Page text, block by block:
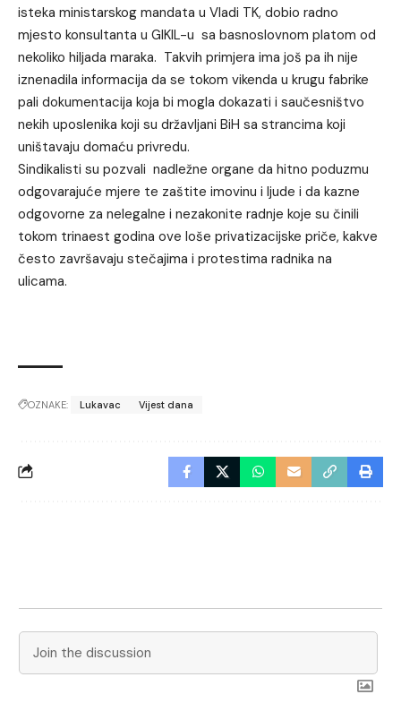
isteka ministarskog mandata u Vladi TK, dobio radno
mjesto konsultanta u GIKIL-u sa basnoslovnom platom od
nekoliko hiljada maraka. Takvih primjera ima još pa ih nije
iznenadila informacija da se tokom vikenda u krugu fabrike
pali dokumentacija koja bi mogla dokazati i saučesništvo
nekih uposlenika koji su državljani BiH sa strancima koji
uništavaju domaću privredu.
Sindikalisti su pozvali nadležne organe da hitno poduzmu
odgovarajuće mjere te zaštite imovinu i ljude i da kazne
odgovorne za nelegalne i nezakonite radnje koje su činili
tokom trinaest godina ove loše privatizacijske priče, kakve
često završavaju stečajima i protestima radnika na
ulicama.
OZNAKE: Lukavac Vijest dana